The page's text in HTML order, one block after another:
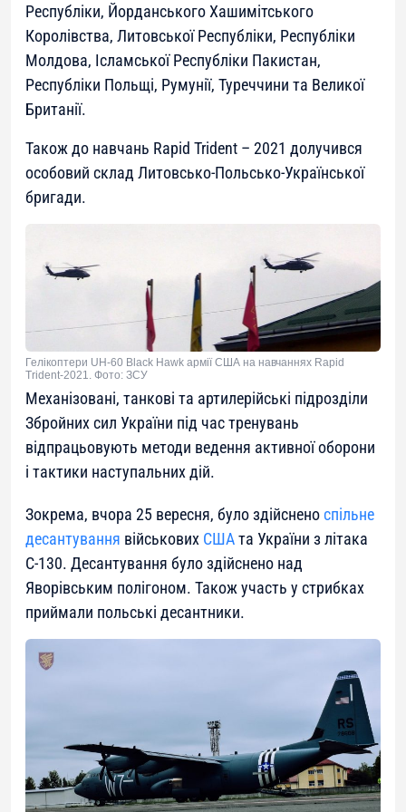
Республіки, Йорданського Хашимітського
Королівства, Литовської Республіки, Республіки
Молдова, Ісламської Республіки Пакистан,
Республіки Польщі, Румунії, Туреччини та Великої
Британії.
Також до навчань Rapid Trident – 2021 долучився
особовий склад Литовсько-Польсько-Української
бригади.
Гелікоптери UH-60 Black Hawk армії США на навчаннях Rapid
Trident-2021. Фото: ЗСУ
Механізовані, танкові та артилерійські підрозділи
Збройних сил України під час тренувань
відпрацьовують методи ведення активної оборони
і тактики наступальних дій.
Зокрема, вчора 25 вересня, було здійсненоспільне
десантування військових СШАта України з літака
С-130. Десантування було здійснено над
Яворівським полігоном. Також участь у стрибках
приймали польські десантники.